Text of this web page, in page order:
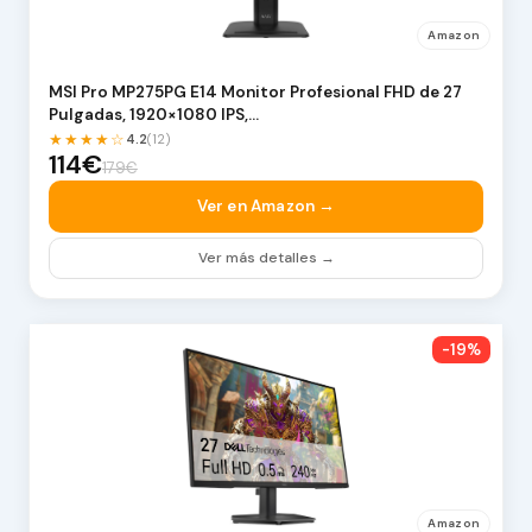
Amazon
MSI Pro MP275PG E14 Monitor Profesional FHD de 27
Pulgadas, 1920×1080 IPS,…
★★★★☆ 4.2(12)
114€179€
Ver en Amazon →
Ver más detalles →
-19%
Amazon